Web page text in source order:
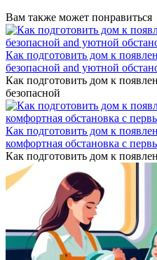
Вам также может понравиться
Как подготовить дом к
безопасной and уютной
Как подготовить дом к
безопасной
Как подготовить дом к
комфортная обстановка с
Как подготовить дом к